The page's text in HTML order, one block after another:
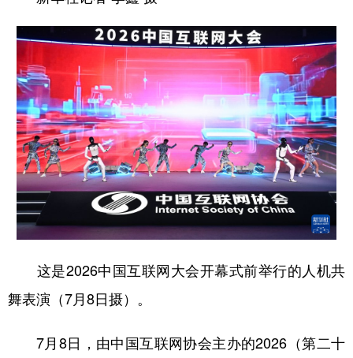
辽宁 吉林 上海 江苏
安徽 福建 江西
山东 河南 湖南
广东 广西 海南 重庆
四川 贵州 云南 西藏
陕西 甘肃 青海 宁夏
多语种频道
Русский язык 日本語 한국어
这是2026中国互联网大会开幕式前举行的人机共
舞表演（7月8日摄）。
7月8日，由中国互联网协会主办的2026（第二十